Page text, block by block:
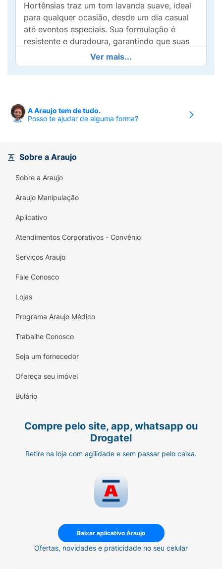
Hortênsias traz um tom lavanda suave, ideal
para qualquer ocasião, desde um dia casual
até eventos especiais. Sua formulação é
resistente e duradoura, garantindo que suas
unhas permaneçam impecáveis por mais
tempo.
primeira camada. Seja ousada, seja você
mesma, e exiba unhas deslumbrantes e bem
Ver mais...
A Araujo tem de tudo.
Posso te ajudar de alguma forma?
Sobre a Araujo
Sobre a Araujo
Araujo Manipulação
Aplicativo
Atendimentos Corporativos - Convênio
Serviços Araujo
Fale Conosco
Lojas
Programa Araujo Médico
Trabalhe Conosco
Seja um fornecedor
Ofereça seu imóvel
Bulário
Compre pelo site, app, whatsapp ou
Drogatel
Retire na loja com agilidade e sem passar pelo caixa.
Baixar aplicativo Araujo
Ofertas, novidades e praticidade no seu celular